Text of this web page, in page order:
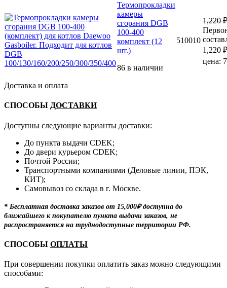
Термопрокладки
камеры
сгорания DGB
100-400
комплект (12
шт.)
86 в наличии
510010
1,220₽
1,220
цена:
Доставка и оплата
СПОСОБЫ ДОСТАВКИ
Доступны следующие варианты доставки:
До пункта выдачи CDEK;
До двери курьером CDEK;
Почтой России;
Транспортными компаниями (Деловые линии, ПЭК,
КИТ);
Самовывоз со склада в г. Москве.
* Бесплатная доставка заказов от 15,000₽ доступна до
ближайшего к покупателю пункта выдачи заказов, не
распространяется на труднодоступные территории РФ.
СПОСОБЫ ОПЛАТЫ
При совершении покупки оплатить заказ можно следующими
способами: